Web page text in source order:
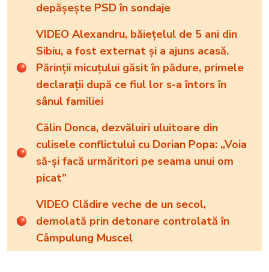
depășește PSD în sondaje
VIDEO Alexandru, băiețelul de 5 ani din
Sibiu, a fost externat și a ajuns acasă.
Părinții micuțului găsit în pădure, primele
declarații după ce fiul lor s-a întors în
sânul familiei
Călin Donca, dezvăluiri uluitoare din
culisele conflictului cu Dorian Popa: „Voia
să-și facă urmăritori pe seama unui om
picat”
VIDEO Clădire veche de un secol,
demolată prin detonare controlată în
Câmpulung Muscel